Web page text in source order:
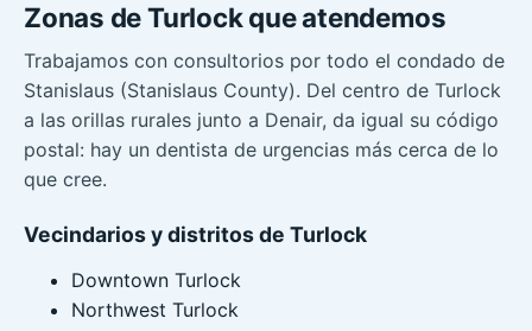
Zonas de Turlock que atendemos
Trabajamos con consultorios por todo el condado de
Stanislaus (Stanislaus County). Del centro de Turlock
a las orillas rurales junto a Denair, da igual su código
postal: hay un dentista de urgencias más cerca de lo
que cree.
Vecindarios y distritos de Turlock
Downtown Turlock
Northwest Turlock